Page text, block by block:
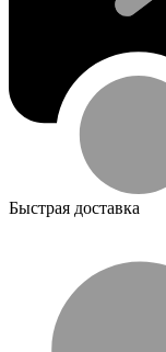
Быстрая доставка